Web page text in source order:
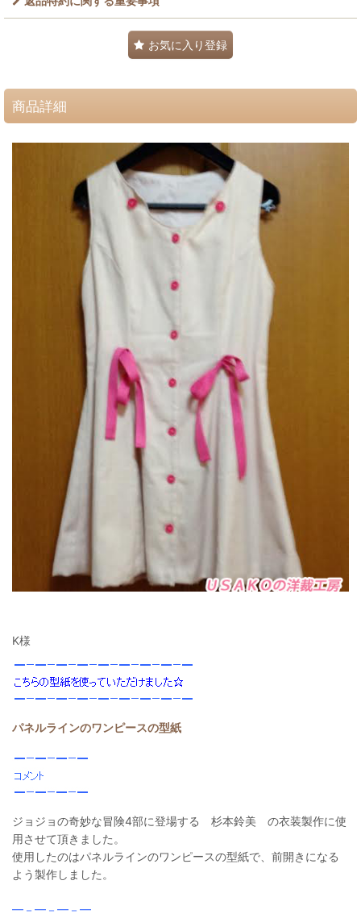
お気に入り登録
商品詳細
K様
パネルラインのワンピースの型紙
ジョジョの奇妙な冒険4部に登場する 杉本鈴美 の衣装製作に使
用させて頂きました。
使用したのはパネルラインのワンピースの型紙で、前開きになる
よう製作しました。
━－━－━－━